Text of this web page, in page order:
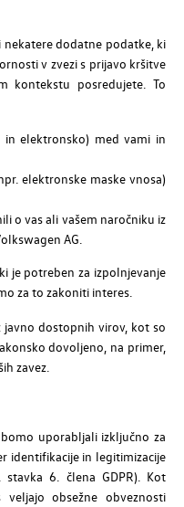
dodatne podatke, ki
v zvezi s prijavo kršitve
posredujete. To
elektronsko) med vami in
elektronske maske vnosa)
o vas ali vašem naročniku iz
AG.
je potreben za izpolnjevanje
za to zakoniti interes.
dostopnih virov, kot so
dovoljeno, na primer,
zavez.
uporabljali izključno za
identifikacije in legitimizacije
6. člena GDPR). Kot
obsežne obveznosti